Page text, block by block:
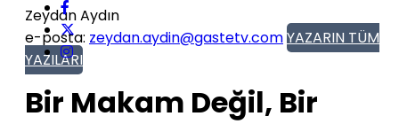
Zeydan Aydın
e-posta: zeydan.aydin@gastetv.comYAZARIN TÜM
YAZILARI
Bir Makam Değil, Bir